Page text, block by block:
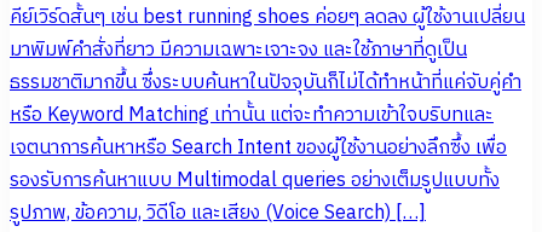
คีย์เวิร์ดสั้นๆ เช่น best running shoes ค่อยๆ ลดลง ผู้ใช้งานเปลี่ยน
มาพิมพ์คำสั่งที่ยาว มีความเฉพาะเจาะจง และใช้ภาษาที่ดูเป็น
ธรรมชาติมากขึ้น ซึ่งระบบค้นหาในปัจจุบันก็ไม่ได้ทำหน้าที่แค่จับคู่คำ
หรือ Keyword Matching เท่านั้น แต่จะทำความเข้าใจบริบทและ
เจตนาการค้นหาหรือ Search Intent ของผู้ใช้งานอย่างลึกซึ้ง เพื่อ
รองรับการค้นหาแบบ Multimodal queries อย่างเต็มรูปแบบทั้ง
รูปภาพ, ข้อความ, วิดีโอ และเสียง (Voice Search) […]